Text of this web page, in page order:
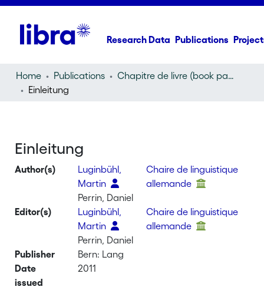
Research Data Publications
Home Publications
Chapitre de livre (book part)
Einleitung
Einleitung
Author(s)
Luginbühl,
Martin
Chaire de linguistique
allemande
Perrin, Daniel
Editor(s)
Luginbühl,
Martin
Chaire de linguistique
allemande
Perrin, Daniel
Publisher
Bern: Lang
Date
issued
2011